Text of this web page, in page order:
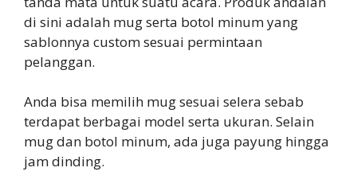
di sini adalah mug serta botol minum yang
sablonnya custom sesuai permintaan
pelanggan.
Anda bisa memilih mug sesuai selera sebab
terdapat berbagai model serta ukuran. Selain
mug dan botol minum, ada juga payung hingga
jam dinding.